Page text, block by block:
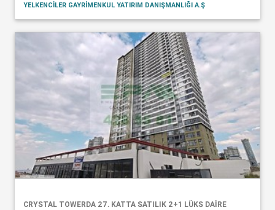
YELKENCİLER GAYRİMENKUL YATIRIM DANIŞMANLIĞI A.Ş
CRYSTAL TOWERDA 27. KATTA SATILIK 2+1 LÜKS DAİRE